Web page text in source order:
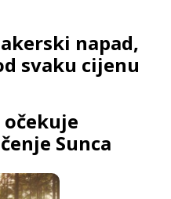
napad,
svaku cijenu
Sunca